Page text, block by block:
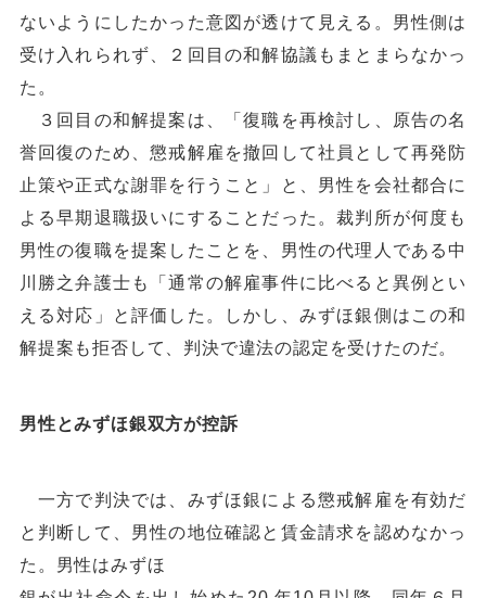
ないようにしたかった意図が透けて見える。男性側は
受け入れられず、２回目の和解協議もまとまらなかっ
た。
３回目の和解提案は、「復職を再検討し、原告の名
誉回復のため、懲戒解雇を撤回して社員として再発防
止策や正式な謝罪を行うこと」と、男性を会社都合に
よる早期退職扱いにすることだった。裁判所が何度も
男性の復職を提案したことを、男性の代理人である中
川勝之弁護士も「通常の解雇事件に比べると異例とい
える対応」と評価した。しかし、みずほ銀側はこの和
解提案も拒否して、判決で違法の認定を受けたのだ。
男性とみずほ銀双方が控訴
一方で判決では、みずほ銀による懲戒解雇を有効だ
と判断して、男性の地位確認と賃金請求を認めなかっ
た。男性はみずほ